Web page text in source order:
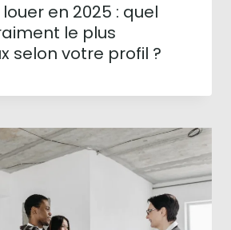
en 2025 : quel
le plus
selon votre profil ?